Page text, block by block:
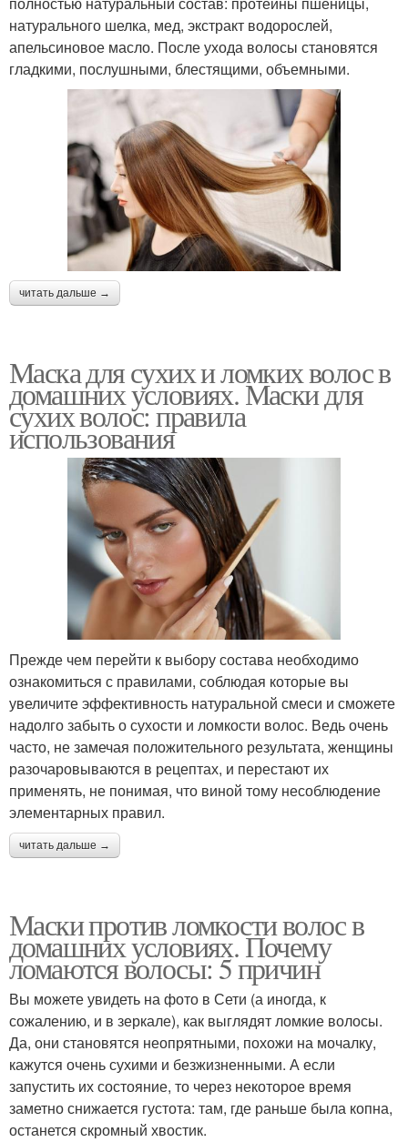
натурального шелка, мед, экстракт водорослей,
апельсиновое масло. После ухода волосы становятся
гладкими, послушными, блестящими, объемными.
читать дальше →
Маска для сухих и ломких волос в
домашних условиях. Маски для
сухих волос: правила
использования
Прежде чем перейти к выбору состава необходимо
ознакомиться с правилами, соблюдая которые вы
увеличите эффективность натуральной смеси и сможете
надолго забыть о сухости и ломкости волос. Ведь очень
часто, не замечая положительного результата, женщины
разочаровываются в рецептах, и перестают их
применять, не понимая, что виной тому несоблюдение
элементарных правил.
читать дальше →
Маски против ломкости волос в
домашних условиях. Почему
ломаются волосы: 5 причин
Вы можете увидеть на фото в Сети (а иногда, к
сожалению, и в зеркале), как выглядят ломкие волосы.
Да, они становятся неопрятными, похожи на мочалку,
кажутся очень сухими и безжизненными. А если
запустить их состояние, то через некоторое время
заметно снижается густота: там, где раньше была копна,
останется скромный хвостик.